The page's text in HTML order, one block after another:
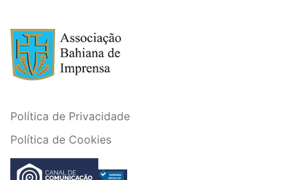
Política de Privacidade
Política de Cookies